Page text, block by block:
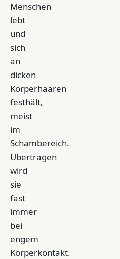
Menschen
lebt
und
sich
an
dicken
Körperhaaren
festhält,
meist
im
Schambereich.
Übertragen
wird
sie
fast
immer
bei
engem
Körperkontakt.